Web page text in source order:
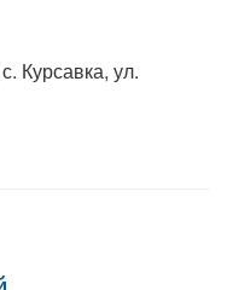
Курсавка, ул.